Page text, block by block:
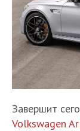
Завершит
Volkswagen